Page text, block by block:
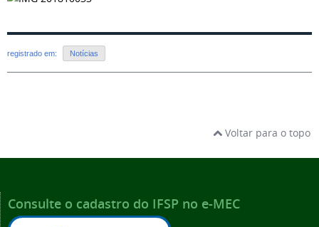
registrado em: Notícias
Voltar para o topo
Consulte o cadastro do IFSP no e-MEC